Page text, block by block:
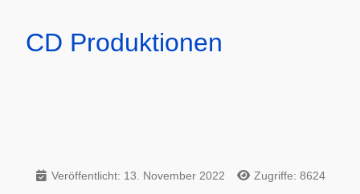
CD Produktionen
Veröffentlicht: 13. November 2022 Zugriffe: 8624